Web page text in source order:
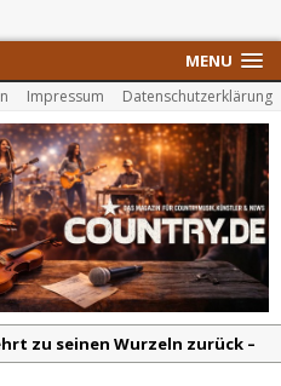
MENU
Impressum Datenschutzerklärung
zu seinen Wurzeln zurück –